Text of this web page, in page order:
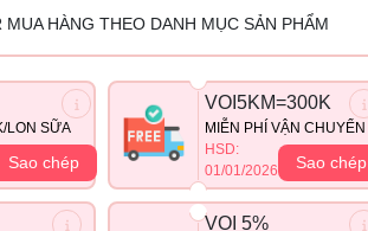
MUA HÀNG THEO DANH MỤC SẢN PHẨM
LON SỮA
Sao chép
VOI5KM=300K
MIỄN PHÍ VẬN CHUYỂN
HSD:
01/01/2026
Sao chép
VOI 5%